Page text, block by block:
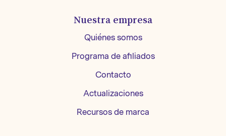
Nuestra empresa
Quiénes somos
Programa de afiliados
Contacto
Actualizaciones
Recursos de marca